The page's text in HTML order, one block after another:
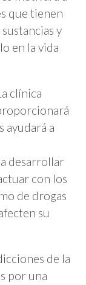
que tienen
y
en la vida
clínica
ayudará a
desarrollar
con los
de drogas
su
de la
por una